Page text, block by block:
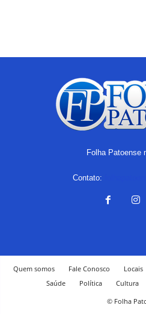
Folha Patoense
Contato:
Quem somos Fale Conosco Locais
Saúde
Política Cultura
© Folha